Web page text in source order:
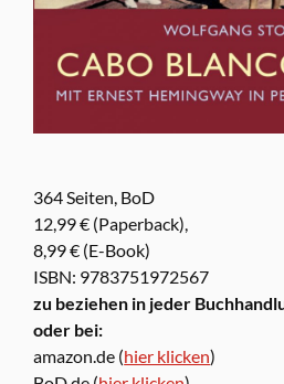
364 Seiten, BoD
12,99 € (Paperback),
8,99 € (E-Book)
ISBN: 9783751972567
zu beziehen in jeder
oder bei:
amazon.de (hier klicken)